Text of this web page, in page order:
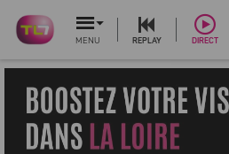
MENU REPLAY DIRECT